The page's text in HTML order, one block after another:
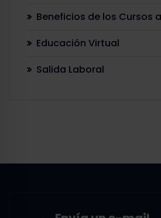
Beneficios de los Cursos
Educación Virtual
Salida Laboral